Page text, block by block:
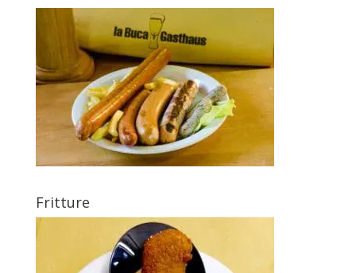
Fritture